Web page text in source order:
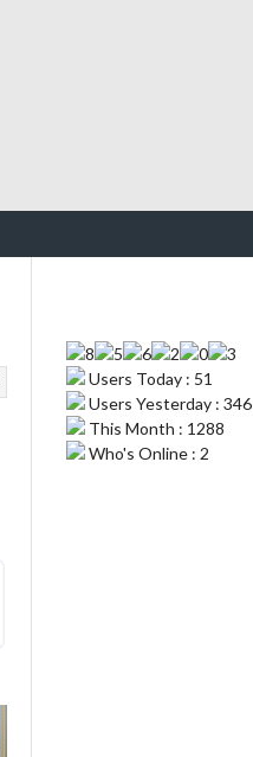
Users Today : 51
Users Yesterday : 346
This Month : 1288
Who's Online : 2